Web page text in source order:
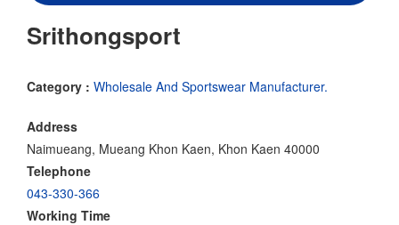
Srithongsport
Category : Wholesale And Sportswear Manufacturer.
Address
Naimueang, Mueang Khon Kaen, Khon Kaen 40000
Telephone
043-330-366
Working Time